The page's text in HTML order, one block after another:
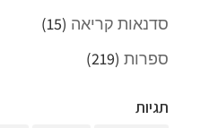
סדנאות קריאה (15)
ספרות(219)
תגיות